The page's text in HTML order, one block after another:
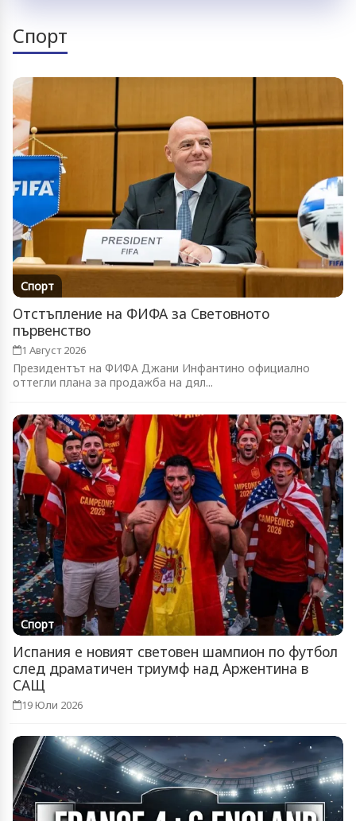
Спорт
Спорт
Отстъпление на ФИФА за Световното
първенство
1 Август 2026
Президентът на ФИФА Джани Инфантино официално
оттегли плана за продажба на дял...
Спорт
Испания е новият световен шампион по футбол
след драматичен триумф над Аржентина в
САЩ
19 Юли 2026